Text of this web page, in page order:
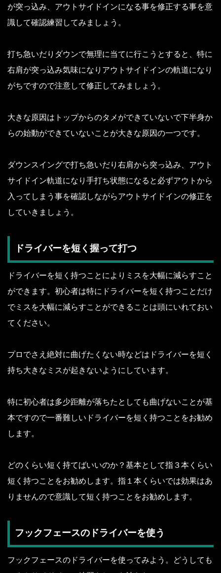
が突っ込み、アウトサイドインになる事を修正する事を意
識して確認練習してみましょう。
打ち急いだりダウンで無理に当てに行こうとすると、特に
右肩が突っ込み気味になりアウトサイドインの軌道になり
がちですので注意して修正してみましょう。
大きな原因はトップからのタメができていないで下半身か
らの始動ができていないことが大きな原因の一つです。
ダウンスイングで打ち急いだり右肩から突っ込み、アウト
サイドイン軌道になり手打ち状態になると必ずアウトから
入ってしまう事を確認しながらアウトサイドインの修正を
していきましょう。
ドライバーを短く握って打つ
ドライバーを短く持つことによりミスを大幅に減らすこと
ができます。初心者は特にドライバーを短く持つことだけ
でミスを大幅に減らすことができることは頭にいれておい
てください。
プロでさえ絶対に曲げたくない時などはドライバーを短く
持ち大きなミスが起きないようにしています。
特に初心者は多少距離が落ちたとしても曲げないことが基
本ですので一番難しいドライバーを短く持つことをお勧め
します。
どのくらい短く持てばいいのか？基本として指３本くらい
短く持つことをお勧めします。指１本くらいでは効果はあ
りませんので意識して短く持つことをお勧めします。
フックフェースのドライバーを使う
フックフェースのドライバーを使ってみよう。どうしても